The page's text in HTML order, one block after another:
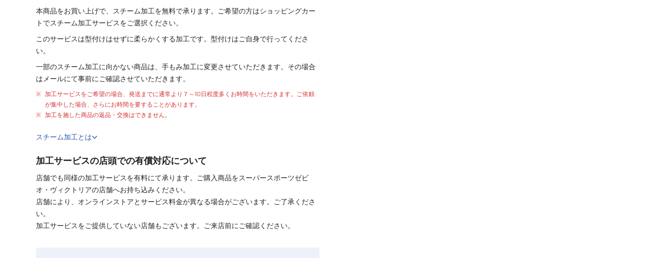
本商品をお買い上げで、スチーム加工を無料で承ります。ご希望の方はショッピングカー
トでスチーム加工サービスをご選択ください。
このサービスは型付けはせずに柔らかくする加工です。型付けはご自身で行ってくださ
い。
一部のスチーム加工に向かない商品は、手もみ加工に変更させていただきます。その場合
はメールにて事前にご確認させていただきます。
加工サービスをご希望の場合、発送までに通常より ７～10日程度多くお時間をいただきます。ご依頼
が集中した場合、さらにお時間を要することがあります。
加工を施した商品の返品・交換はできません。
スチーム加工とは
加工サービスの店頭での有償対応について
店舗でも同様の加工サービスを有料にて承ります。ご購入商品をスーパースポーツゼビ
オ・ヴィクトリアの店舗へお持ち込みください。
店舗により、オンラインストアとサービス料金が異なる場合がございます。ご了承くださ
い。
加工サービスをご提供していない店舗もございます。ご来店前にご確認ください。